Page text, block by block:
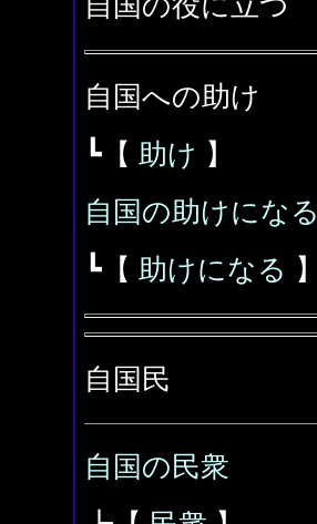
自国への助け
┗【 助け 】
自国の助けになる
┗【 助けになる 】
自国民
自国の民衆